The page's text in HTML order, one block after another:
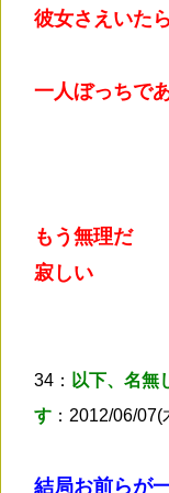
彼女さえいたら
一人ぼっちで
もう無理だ
寂しい
34： 以下、名無
す ：2012/06/
結局お前らが